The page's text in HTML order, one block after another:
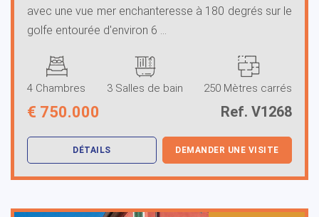
avec une vue mer enchanteresse à 180 degrés sur le
golfe entourée d'environ 6 ...
4 Chambres 3 Salles de bain 250 Mètres carrés
€ 750.000 Ref. V1268
DÉTAILS DEMANDER UNE VISITE